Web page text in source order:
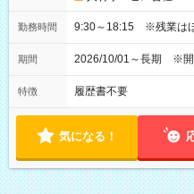
勤務時間 9:30～18:15 ※残業は
期間 2026/10/01～長期 ※開
特徴 履歴書不要
気になる！